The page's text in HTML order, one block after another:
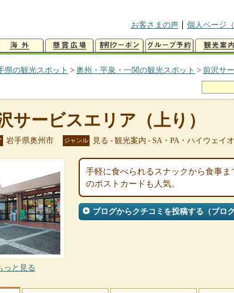
お客さまの声
個人ページ
県の観光スポット > 奥州・平泉・一関の観光スポット > 前沢サ
サービスエリア（上り）
岩手県奥州市 ジャンル 見る - 観光案内 - SA・PA・ハイウェイ
っと見る
手軽に食べられるスナックから食事
のポストカードも人気。
ブログからクチコミを投稿する（ブログ